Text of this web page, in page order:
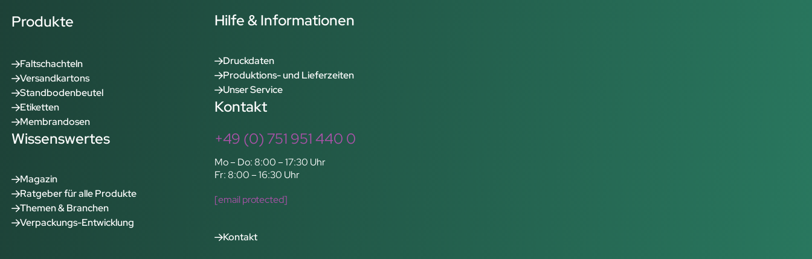
Produkte
Faltschachteln
Versandkartons
Standbodenbeutel
Etiketten
Membrandosen
Wissenswertes
Magazin
Ratgeber für alle Produkte
Themen & Branchen
Verpackungs-Entwicklung
Hilfe & Informationen
Druckdaten
Produktions- und Lieferzeiten
Unser Service
Kontakt
+49 (0) 751 951 440 0
Mo – Do: 8:00 – 17:30 Uhr
Fr: 8:00 – 16:30 Uhr
[email protected]
Kontakt